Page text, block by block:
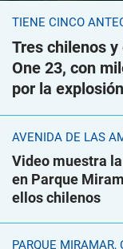
TIENE CINCO
Tres chilenos
One 23, con
por la
AVENIDA DE LAS
Video muestra
en Parque
ellos chilenos
PARQUE MIRAMAR,